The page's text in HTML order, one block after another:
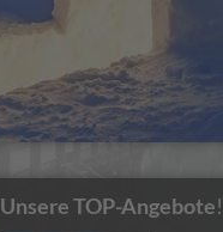
Unsere TOP-Angebote!